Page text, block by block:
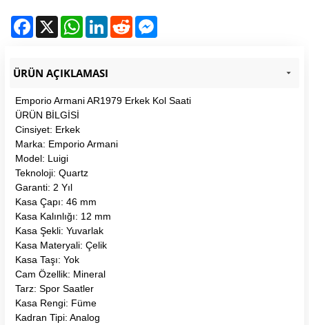
Facebook
X WhatsAppLinkedInReddit
ÜRÜN AÇIKLAMASI
Emporio Armani AR1979 Erkek Kol Saati
ÜRÜN BİLGİSİ
Cinsiyet: Erkek
Marka: Emporio Armani
Model: Luigi
Teknoloji: Quartz
Garanti: 2 Yıl
Kasa Çapı: 46 mm
Kasa Kalınlığı: 12 mm
Kasa Şekli: Yuvarlak
Kasa Materyali: Çelik
Kasa Taşı: Yok
Cam Özellik: Mineral
Tarz: Spor Saatler
Kasa Rengi: Füme
Kadran Tipi: Analog